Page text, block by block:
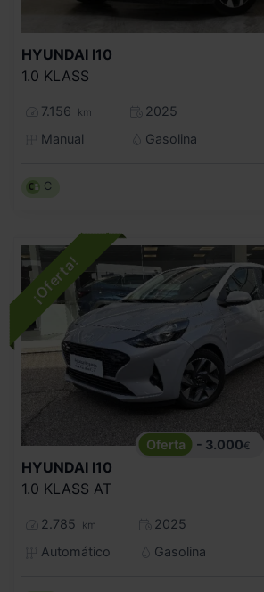
HYUNDAI I10
1.0 KLASS
7.156 km
2025
Manual
Gasolina
C
- 3.000€
HYUNDAI I10
1.0 KLASS AT
2.785 km
2025
Automático
Gasolina